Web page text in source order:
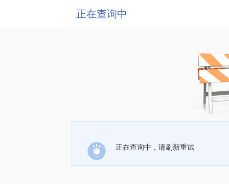
正在查询中
正在查询中，请刷新重试